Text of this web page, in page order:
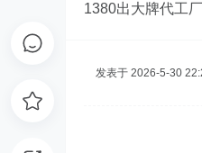
1380出大牌代工
发表于 2026-5-30